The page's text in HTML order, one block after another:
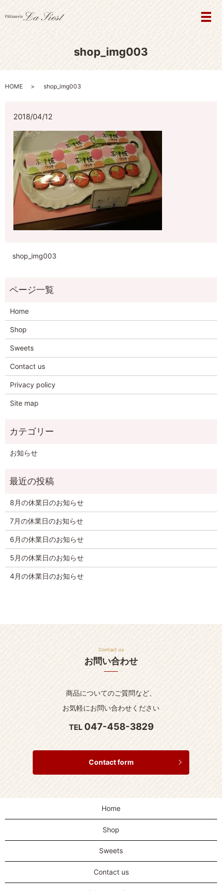
メ
shop_img003
HOME shop_img003
2018/04/12
shop_img003
Home
Shop
Sweets
Contact us
Privacy policy
Site map
お知らせ
8月の休業日のお知らせ
7月の休業日のお知らせ
6月の休業日のお知らせ
5月の休業日のお知らせ
4月の休業日のお知らせ
Contact us
お問い合わせ
商品についてのご質問など、
お気軽にお問い合わせください
TEL 047-458-3829
Contact form
Home
Shop
Sweets
Contact us